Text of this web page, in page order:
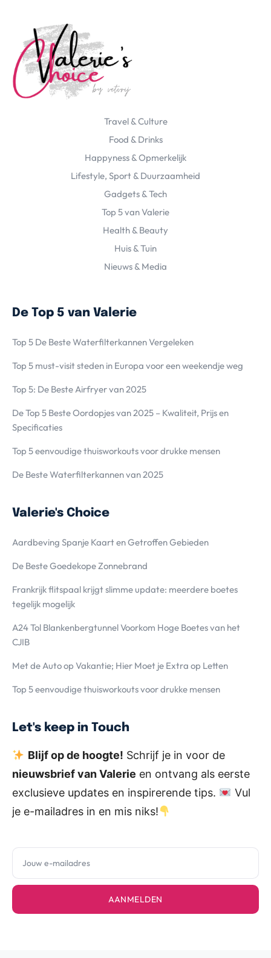
Travel & Culture
Food & Drinks
Happyness & Opmerkelijk
Lifestyle, Sport & Duurzaamheid
Gadgets & Tech
Top 5 van Valerie
Health & Beauty
Huis & Tuin
Nieuws & Media
De Top 5 van Valerie
Top 5 De Beste Waterfilterkannen Vergeleken
Top 5 must-visit steden in Europa voor een weekendje weg
Top 5: De Beste Airfryer van 2025
De Top 5 Beste Oordopjes van 2025 – Kwaliteit, Prijs en
Specificaties
Top 5 eenvoudige thuisworkouts voor drukke mensen
De Beste Waterfilterkannen van 2025
Valerie's Choice
Aardbeving Spanje Kaart en Getroffen Gebieden
De Beste Goedekope Zonnebrand
Frankrijk flitspaal krijgt slimme update: meerdere boetes
tegelijk mogelijk
A24 Tol Blankenbergtunnel Voorkom Hoge Boetes van het
CJIB
Met de Auto op Vakantie; Hier Moet je Extra op Letten
Top 5 eenvoudige thuisworkouts voor drukke mensen
Let's keep in Touch
Blijf op de hoogte! Schrijf je in voor de
nieuwsbrief van Valerie en ontvang als eerste
exclusieve updates en inspirerende tips.
Vul
je e-mailadres in en mis niks!
AANMELDEN